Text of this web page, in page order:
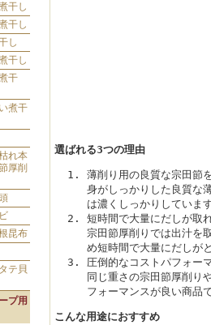
干し
干し
し
干し
干
煮干
れ本
厚削
昆布
テ貝
プ用
選ばれる3つの理由
薄削り用の良質な宗田節
身がしっかりした良質な
は濃くしっかりしています
短時間で大量にだしが取
宗田節厚削りでは出汁を
め短時間で大量にだしが
圧倒的なコストパフォー
同じ重さの宗田節厚削り
フォーマンスが良い商品で
こんな用途におすすめ